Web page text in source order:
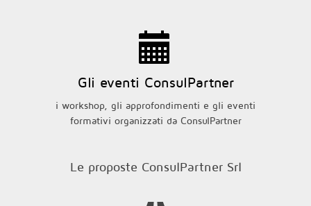
Gli eventi ConsulPartner
i workshop, gli approfondimenti e gli eventi
formativi organizzati da ConsulPartner
Le proposte ConsulPartner Srl